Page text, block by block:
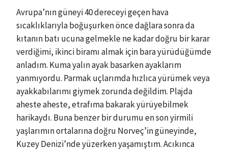
Avrupa’nın güneyi 40 dereceyi geçen hava
sıcaklıklarıyla boğuşurken önce dağlara sonra da
kıtanın batı ucuna gelmekle ne kadar doğru bir karar
verdiğimi, ikinci biramı almak için bara yürüdüğümde
anladım. Kuma yalın ayak basarken ayaklarım
yanmıyordu. Parmak uçlarımda hızlıca yürümek veya
ayakkabılarımı giymek zorunda değildim. Plajda
aheste aheste, etrafıma bakarak yürüyebilmek
harikaydı. Buna benzer bir durumu en son yirmili
yaşlarımın ortalarına doğru Norveç’in güneyinde,
Kuzey Denizi’nde yüzerken yaşamıştım. Acıkınca